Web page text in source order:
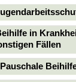
in
Fällen